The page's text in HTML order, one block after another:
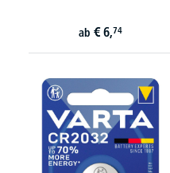
ab € 6,74